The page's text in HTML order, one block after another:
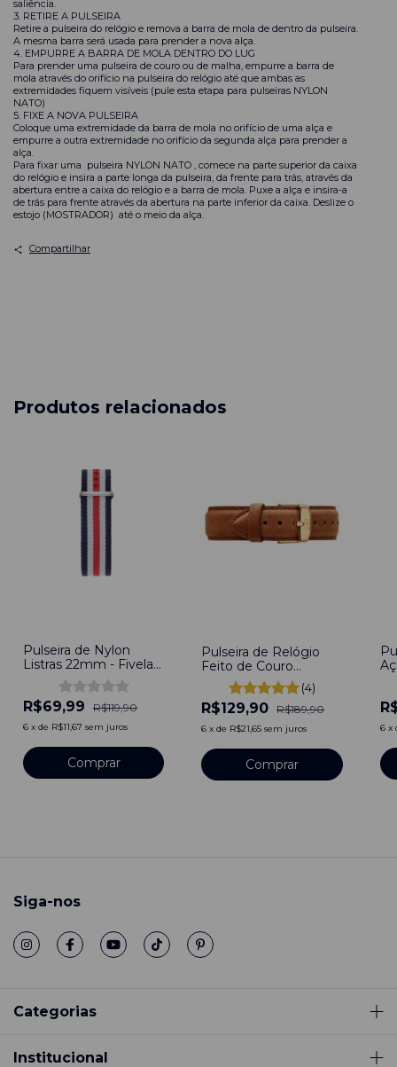
saliência.
3. RETIRE A PULSEIRA
Retire a pulseira do relógio e remova a barra de mola de dentro da pulseira.
A mesma barra será usada para prender a nova alça.
4. EMPURRE A BARRA DE MOLA DENTRO DO LUG
Para prender uma pulseira de couro ou de malha, empurre a barra de
mola através do orifício na pulseira do relógio até que ambas as
extremidades fiquem visíveis (pule esta etapa para pulseiras NYLON
NATO)
5. FIXE A NOVA PULSEIRA
Coloque uma extremidade da barra de mola no orifício de uma alça e
empurre a outra extremidade no orifício da segunda alça para prender a
alça.
Para fixar uma pulseira NYLON NATO , comece na parte superior da caixa
do relógio e insira a parte longa da pulseira, da frente para trás, através da
abertura entre a caixa do relógio e a barra de mola. Puxe a alça e insira-a
de trás para frente através da abertura na parte inferior da caixa. Deslize o
estojo (MOSTRADOR) até o meio da alça.
Compartilhar
Produtos relacionados
Pulseira de Nylon
Listras 22mm - Fivela
R$69,99 R$119,90
6 x de R$11,67 sem juros
Comprar
Pulseira de Relógio
Feito de Couro
Marrom 22mm de
Fivela Com pinos(4)
R$129,90 R$189,90
6 xde R$21,65 sem juros
Comprar
6 x
Siga-nos
Categorias
Institucional